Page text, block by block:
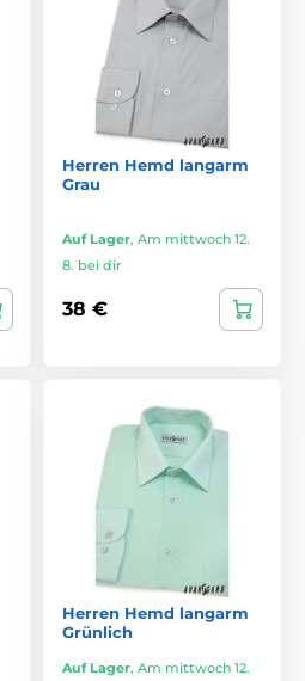
Herren Hemd langarm
Grau
Auf Lager, Am mittwoch 12.
8. bei dir
38 €
Herren Hemd langarm
Grünlich
Auf Lager, Am mittwoch 12.